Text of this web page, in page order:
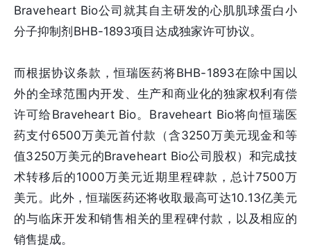
Braveheart Bio公司就其自主研发的心肌肌球蛋白小
分子抑制剂BHB-1893项目达成独家许可协议。
而根据协议条款，恒瑞医药将BHB-1893在除中国以
外的全球范围内开发、生产和商业化的独家权利有偿
许可给Braveheart Bio。Braveheart Bio将向恒瑞医
药支付6500万美元首付款（含3250万美元现金和等
值3250万美元的Braveheart Bio公司股权）和完成技
术转移后的1000万美元近期里程碑款，总计7500万
美元。此外，恒瑞医药还将收取最高可达10.13亿美元
的与临床开发和销售相关的里程碑付款，以及相应的
销售提成。